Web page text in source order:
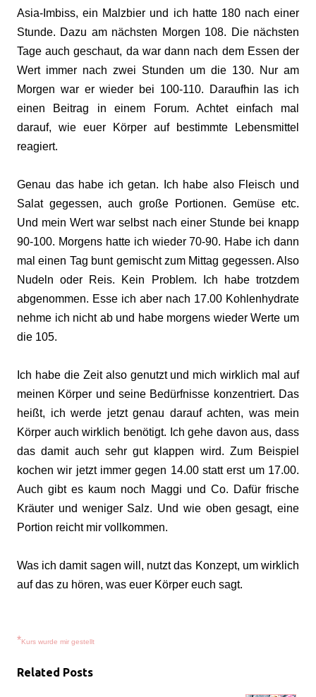
Asia-Imbiss, ein Malzbier und ich hatte 180 nach einer
Stunde. Dazu am nächsten Morgen 108. Die nächsten
Tage auch geschaut, da war dann nach dem Essen der
Wert immer nach zwei Stunden um die 130. Nur am
Morgen war er wieder bei 100-110. Daraufhin las ich
einen Beitrag in einem Forum. Achtet einfach mal
darauf, wie euer Körper auf bestimmte Lebensmittel
reagiert.
Genau das habe ich getan. Ich habe also Fleisch und
Salat gegessen, auch große Portionen. Gemüse etc.
Und mein Wert war selbst nach einer Stunde bei knapp
90-100. Morgens hatte ich wieder 70-90. Habe ich dann
mal einen Tag bunt gemischt zum Mittag gegessen. Also
Nudeln oder Reis. Kein Problem. Ich habe trotzdem
abgenommen. Esse ich aber nach 17.00 Kohlenhydrate
nehme ich nicht ab und habe morgens wieder Werte um
die 105.
Ich habe die Zeit also genutzt und mich wirklich mal auf
meinen Körper und seine Bedürfnisse konzentriert. Das
heißt, ich werde jetzt genau darauf achten, was mein
Körper auch wirklich benötigt. Ich gehe davon aus, dass
das damit auch sehr gut klappen wird. Zum Beispiel
kochen wir jetzt immer gegen 14.00 statt erst um 17.00.
Auch gibt es kaum noch Maggi und Co. Dafür frische
Kräuter und weniger Salz. Und wie oben gesagt, eine
Portion reicht mir vollkommen.
Was ich damit sagen will, nutzt das Konzept, um wirklich
auf das zu hören, was euer Körper euch sagt.
*Kurs wurde mir gestellt
Related Posts